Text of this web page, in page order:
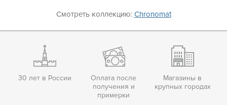
Смотреть коллекцию: Chronomat
30 лет в России
Оплата после
получения и
примерки
Магазины в
крупных городах